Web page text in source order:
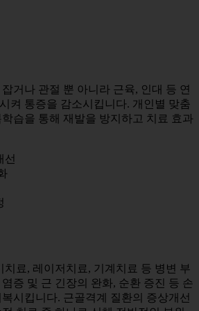
거나 관절 뿐 아니라 근육, 인대 등 연
켜 통증을 감소시킵니다. 개인별 맞춤
습을 통해 재발을 방지하고 치료 효과
선
치료, 레이저치료, 기계치료 등 병변 부
증 및 근 긴장의 완화, 순환 증진 등 손
시킵니다. 근골격계 질환의 증상개선